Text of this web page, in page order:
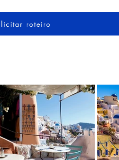
roteiro